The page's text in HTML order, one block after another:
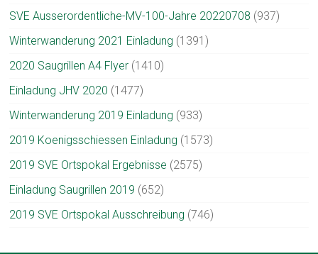
SVE Ausserordentliche-MV-100-Jahre 20220708 (937)
Winterwanderung 2021 Einladung (1391)
2020 Saugrillen A4 Flyer (1410)
Einladung JHV 2020 (1477)
Winterwanderung 2019 Einladung (933)
2019 Koenigsschiessen Einladung (1573)
2019 SVE Ortspokal Ergebnisse (2575)
Einladung Saugrillen 2019 (652)
2019 SVE Ortspokal Ausschreibung (746)